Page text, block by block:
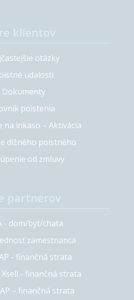
otázky
udalosti
Dokumenty
poistenia
na inkaso – Aktivácia
dlžného poistného
od zmluvy
- dom/byt/chata
zamestnanca
- finančná strata
Xsell - finančná strata
– finančná strata